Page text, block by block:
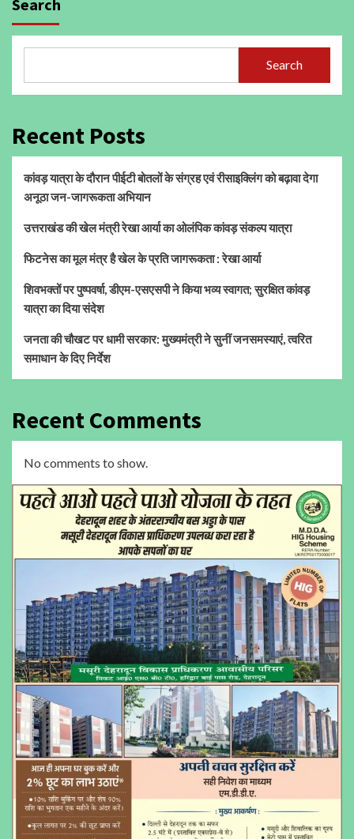
Search
Search
Recent Posts
कांवड़ यात्रा के दौरान पीईटी बोतलों के संग्रह एवं रीसाइक्लिंग को बढ़ावा देगा
अनूठा जन-जागरूकता अभियान
उत्तराखंड की खेल मंत्री रेखा आर्या का ओलंपिक कांवड़ संकल्प यात्रा
फिटनेस का मूल मंत्र है खेल के प्रति जागरूकता : रेखा आर्या
शिवभक्तों पर पुष्पवर्षा, डीएम-एसएसपी ने किया भव्य स्वागत; सुरक्षित कांवड़
यात्रा का दिया संदेश
जनता की चौखट पर धामी सरकार: मुख्यमंत्री ने सुनीं जनसमस्याएं, त्वरित
समाधान के दिए निर्देश
Recent Comments
No comments to show.